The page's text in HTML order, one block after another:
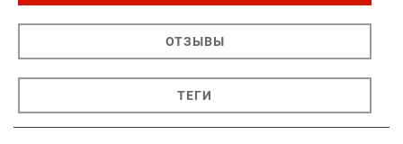
ОТЗЫВЫ
ТЕГИ